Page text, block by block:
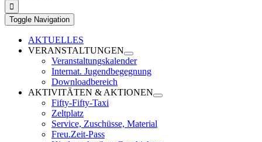
Toggle Navigation
AKTUELLES
VERANSTALTUNGEN
Veranstaltungskalender
Internat. Jugendbegegnung
Downloadbereich
AKTIVITÄTEN & AKTIONEN
Fifty-Fifty-Taxi
Zeltplatz
Service, Zuschüsse, Material
Freu.Zeit-Pass